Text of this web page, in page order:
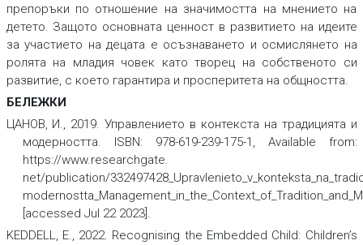
препоръки по отношение на значимостта на мнението на
детето. Защото основната ценност в развитието на идеите
за участието на децата е осъзнаването и осмислянето на
ролята на младия човек като творец на собственото си
развитие, с което гарантира и просперитета на общността.
БЕЛЕЖКИ
ЦАНОВ, И., 2019. Управлението в контекста на традицията и
модерността. ISBN: 978-619-239-175-1, Available from:
https://www.researchgate.
net/publication/
[accessed Jul 22 2023].
KEDDELL, E., 2022. Recognising the Embedded Child: Children’s